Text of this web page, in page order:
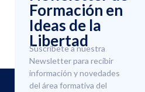
Formación en
Ideas de la
Libertad
Suscríbete a nuestra
Newsletter para recibir
información y novedades
del área formativa del